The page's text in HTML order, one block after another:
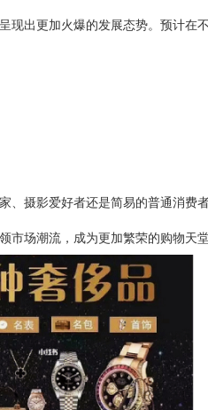
现出更加火爆的发展态势。预计在
、摄影爱好者还是简易的普通消费
场潮流，成为更加繁荣的购物天堂